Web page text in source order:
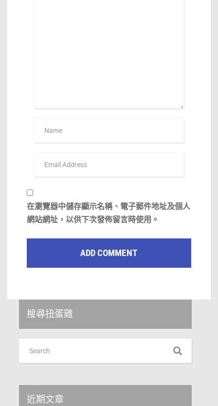
在瀏覽器中儲存顯示名稱、電子郵件地址及個人
網站網址，以供下次發佈留言時使用。
搜尋扭蛋雞
近期文章